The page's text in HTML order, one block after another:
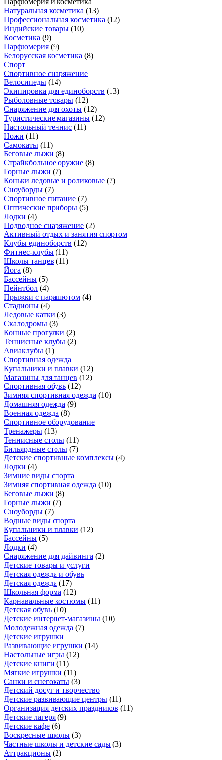
Парфюмерия и косметика
Натуральная косметика (13)
Профессиональная косметика (12)
Индийские товары (10)
Косметика (9)
Парфюмерия (9)
Белорусская косметика (8)
Спорт
Спортивное снаряжение
Велосипеды (14)
Экипировка для единоборств (13)
Рыболовные товары (12)
Снаряжение для охоты (12)
Туристические магазины (12)
Настольный теннис (11)
Ножи (11)
Самокаты (11)
Беговые лыжи (8)
Страйкбольное оружие (8)
Горные лыжи (7)
Коньки ледовые и роликовые (7)
Сноуборды (7)
Спортивное питание (7)
Оптические приборы (5)
Лодки (4)
Подводное снаряжение (2)
Активный отдых и занятия спортом
Клубы единоборств (12)
Фитнес-клубы (11)
Школы танцев (11)
Йога (8)
Бассейны (5)
Пейнтбол (4)
Прыжки с парашютом (4)
Стадионы (4)
Ледовые катки (3)
Скалодромы (3)
Конные прогулки (2)
Теннисные клубы (2)
Авиаклубы (1)
Спортивная одежда
Купальники и плавки (12)
Магазины для танцев (12)
Спортивная обувь (12)
Зимняя спортивная одежда (10)
Домашняя одежда (9)
Военная одежда (8)
Спортивное оборудование
Тренажеры (13)
Теннисные столы (11)
Бильярдные столы (7)
Детские спортивные комплексы (4)
Лодки (4)
Зимние виды спорта
Зимняя спортивная одежда (10)
Беговые лыжи (8)
Горные лыжи (7)
Сноуборды (7)
Водные виды спорта
Купальники и плавки (12)
Бассейны (5)
Лодки (4)
Снаряжение для дайвинга (2)
Детские товары и услуги
Детская одежда и обувь
Детская одежда (17)
Школьная форма (12)
Карнавальные костюмы (11)
Детская обувь (10)
Детские интернет-магазины (10)
Молодежная одежда (7)
Детские игрушки
Развивающие игрушки (14)
Настольные игры (12)
Детские книги (11)
Мягкие игрушки (11)
Санки и снегокаты (3)
Детский досуг и творчество
Детские развивающие центры (11)
Организация детских праздников (11)
Детские лагеря (9)
Детские кафе (6)
Воскресные школы (3)
Частные школы и детские сады (3)
Аттракционы (2)